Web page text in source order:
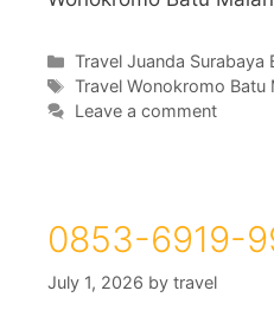
Categories
Travel Juanda Surabaya
Tags
Travel Wonokromo Batu
Leave a comment
0853-6919-
July 1, 2026 by travel